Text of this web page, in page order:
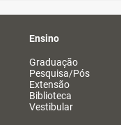
Ensino
Graduação
Pesquisa/Pós
Extensão
Biblioteca
Vestibular